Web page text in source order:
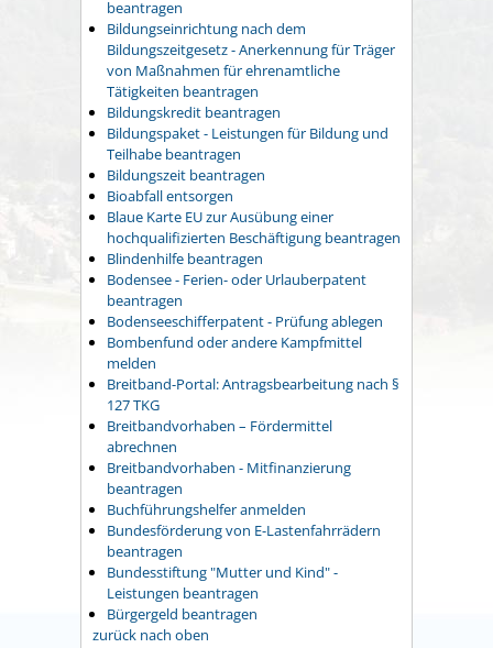
beantragen
Bildungseinrichtung nach dem
Bildungszeitgesetz - Anerkennung für Träger
von Maßnahmen für ehrenamtliche
Tätigkeiten beantragen
Bildungskredit beantragen
Bildungspaket - Leistungen für Bildung und
Teilhabe beantragen
Bildungszeit beantragen
Bioabfall entsorgen
Blaue Karte EU zur Ausübung einer
hochqualifizierten Beschäftigung beantragen
Blindenhilfe beantragen
Bodensee - Ferien- oder Urlauberpatent
beantragen
Bodenseeschifferpatent - Prüfung ablegen
Bombenfund oder andere Kampfmittel
melden
Breitband-Portal: Antragsbearbeitung nach §
127 TKG
Breitbandvorhaben – Fördermittel
abrechnen
Breitbandvorhaben - Mitfinanzierung
beantragen
Buchführungshelfer anmelden
Bundesförderung von E-Lastenfahrrädern
beantragen
Bundesstiftung "Mutter und Kind" -
Leistungen beantragen
Bürgergeld beantragen
zurück nach oben